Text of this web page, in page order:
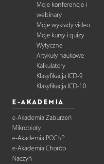
Moje konferencje i
webinary
Moje wykłady video
Moje kursy i quizy
Wytyczne
Artykuły naukowe
Kalkulatory
Klasyfikacja ICD-9
Klasyfikacja ICD-10
E-AKADEMIA
e-Akademia Zaburzeń
Mikrobioty
e-Akademia POChP
e-Akademia Chorób
Naczyń